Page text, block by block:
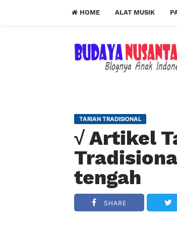
HOME ALAT MUSIK
TARIAN TRADISIONAL
√ Artikel
tengah
SHARE